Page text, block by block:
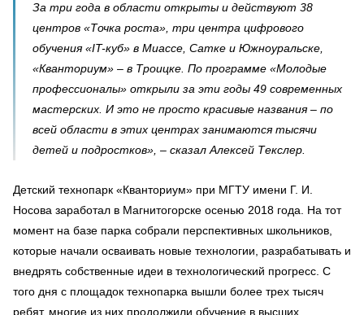
За три года в области открыты и действуют 38
центров «Точка роста», три центра цифрового
обучения «IT-куб» в Миассе, Сатке и Южноуральске,
«Кванториум» – в Троицке. По программе «Молодые
профессионалы» открыли за эти годы 49 современных
мастерских. И это не просто красивые названия – по
всей области в этих центрах занимаются тысячи
детей и подростков», – сказал Алексей Текслер.
Детский технопарк «Кванториум» при МГТУ имени Г. И.
Носова заработал в Магнитогорске осенью 2018 года. На тот
момент на базе парка собрали перспективных школьников,
которые начали осваивать новые технологии, разрабатывать и
внедрять собственные идеи в технологический прогресс. С
того дня с площадок технопарка вышли более трех тысяч
ребят, многие из них продолжили обучение в высших